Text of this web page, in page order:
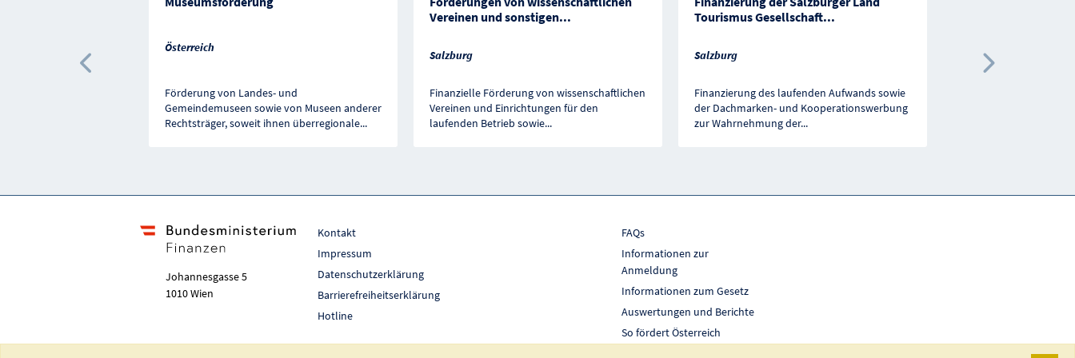
Österreich
Förderung von Landes- und
Gemeindemuseen sowie von Museen anderer
Rechtsträger, soweit ihnen überregionale...
Vereinen und sonstigen...
Salzburg
Finanzielle Förderung von wissenschaftlichen
Vereinen und Einrichtungen für den
laufenden Betrieb sowie...
Tourismus Gesellschaft...
Salzburg
Finanzierung des laufenden Aufwands sowie
der Dachmarken- und Kooperationswerbung
zur Wahrnehmung der...
Steiermark
Vorherige Förderung Nächste
Johannesgasse 5
1010 Wien
Kontakt
Impressum
Datenschutzerklärung
Barrierefreiheitserklärung
Hotline
FAQs
Informationen zur
Anmeldung
Informationen zum Gesetz
Auswertungen und Berichte
So fördert Österreich